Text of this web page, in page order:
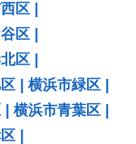
区
区
区
横浜市緑区
横浜市青葉区